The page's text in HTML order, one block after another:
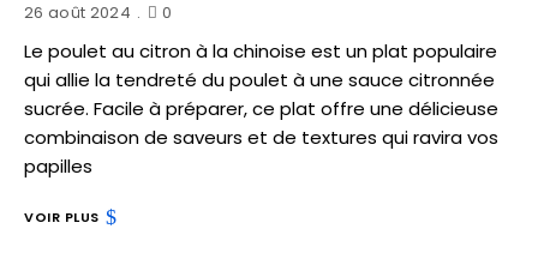
26 août 2024 0
Le poulet au citron à la chinoise est un plat populaire
qui allie la tendreté du poulet à une sauce citronnée
sucrée. Facile à préparer, ce plat offre une délicieuse
combinaison de saveurs et de textures qui ravira vos
papilles
VOIR PLUS